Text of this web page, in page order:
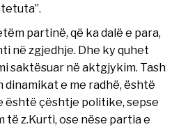
partinë, që ka dalë e para,
në zgjedhje. Dhe ky quhet
saktësuar në aktgjykim. Tash
dinamikat e me radhë, është
është çështje politike, sepse
z.Kurti, ose nëse partia e